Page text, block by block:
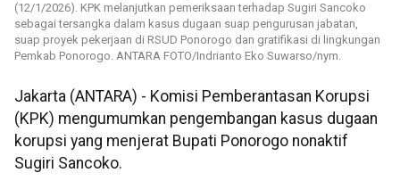
(12/1/2026). KPK melanjutkan pemeriksaan terhadap Sugiri Sancoko
sebagai tersangka dalam kasus dugaan suap pengurusan jabatan,
suap proyek pekerjaan di RSUD Ponorogo dan gratifikasi di lingkungan
Pemkab Ponorogo. ANTARA FOTO/Indrianto Eko Suwarso/nym.
Jakarta (ANTARA) - Komisi Pemberantasan Korupsi
(KPK) mengumumkan pengembangan kasus dugaan
korupsi yang menjerat Bupati Ponorogo nonaktif
Sugiri Sancoko.